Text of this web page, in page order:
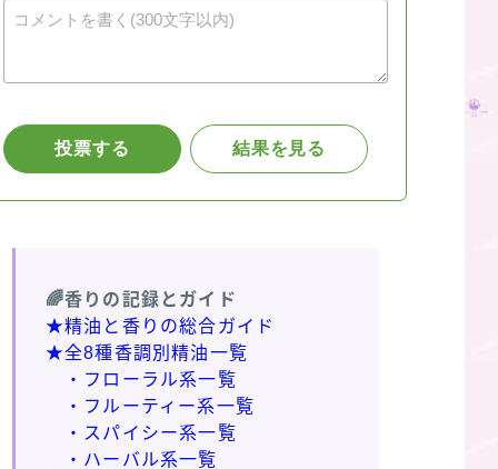
🌈香りの記録とガイド
★精油と香りの総合ガイド
★全8種香調別精油一覧
・フローラル系一覧
・フルーティー系一覧
・スパイシー系一覧
・ハーバル系一覧